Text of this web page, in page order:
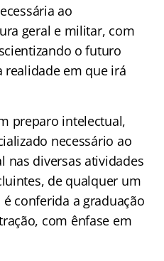
ao
geral e militar, com
o futuro
realidade em que irá
preparo intelectual,
necessário ao
nas diversas atividades
de qualquer um
conferida a graduação
com ênfase em